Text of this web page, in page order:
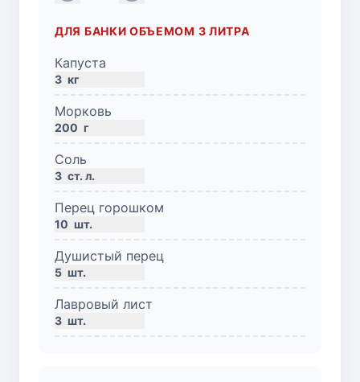
ДЛЯ БАНКИ ОБЪЕМОМ 3 ЛИТРА
Капуста
3 кг
Морковь
200 г
Соль
3 ст. л.
Перец горошком
10 шт.
Душистый перец
5 шт.
Лавровый лист
3 шт.